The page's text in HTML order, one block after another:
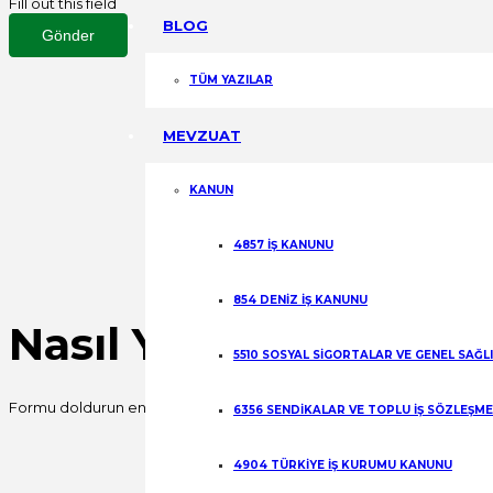
BLOG
TÜM YAZILAR
MEVZUAT
KANUN
4857 İŞ KANUNU
854 DENİZ İŞ KANUNU
5510 SOSYAL SİGORTALAR VE GENEL
6356 SENDİKALAR VE TOPLU İŞ
4904 TÜRKİYE İŞ KURUMU KANUNU
Gönder
Nasıl Yardımcı
Formu doldurun en kısa sürede sizinle iletişime geçelim.